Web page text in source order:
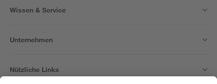
Wissen & Service
Unternehmen
Nützliche Links